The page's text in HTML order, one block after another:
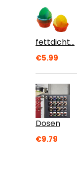
fettdicht…
€5.99
Dosen
€9.79